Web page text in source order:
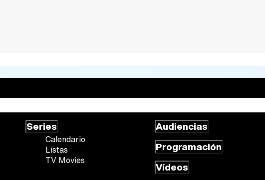
Series
Calendario
Listas
TV Movies
Audiencias
Programación
Vídeos